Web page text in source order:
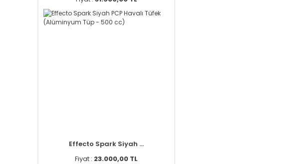
Effecto Spark Siyah ...
Fiyat : 23.000,00 TL